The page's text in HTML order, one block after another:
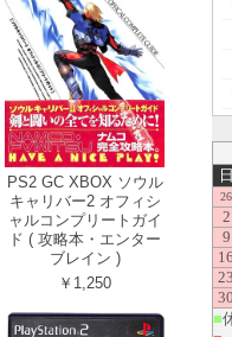
PS2 GC XBOX ソウル
キャリバー2 オフィシ
ャルコンプリートガイ
ド ( 攻略本・エンター
ブレイン )
￥1,250